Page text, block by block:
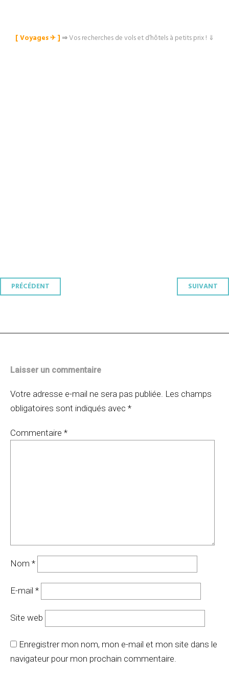
[ Voyages ✈︎ ]⇒Vos recherches de vols et d’hôtels à petits prix ! ⇓
Navigation
PRÉCÉDENT SUIVANT
Laisser un commentaire
Votre adresse e-mail ne sera pas publiée. Les champs
obligatoires sont indiqués avec *
Commentaire *
Nom *
E-mail *
Site web
Enregistrer mon nom, mon e-mail et mon site dans le
navigateur pour mon prochain commentaire.